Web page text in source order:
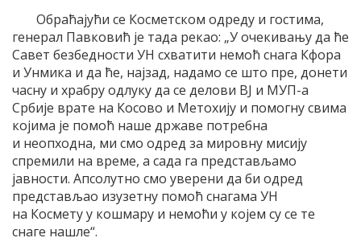
Обраћајући се Косметском одреду и гостима,
генерал Павковић је тада рекао: „У очекивању да ће
Савет безбедности УН схватити немоћ снага Кфора
и Унмика и да ће, најзад, надамо се што пре, донети
часну и храбру одлуку да се делови ВЈ и МУП-а
Србије врате на Косово и Метохију и помогну свима
којима је помоћ наше државе потребна
и неопходна, ми смо одред за мировну мисију
спремили на време, а сада га представљамо
јавности. Апсолутно смо уверени да би одред
представљао изузетну помоћ снагама УН
на Космету у кошмару и немоћи у којем су се те
снаге нашле“.